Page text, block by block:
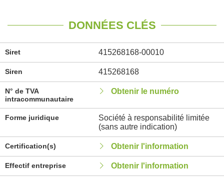
DONNÉES CLÉS
Siret 415268168-00010
Siren 415268168
N° de TVA
intracommunautaire
Obtenir le numéro
Forme juridique
Société à responsabilité limitée
(sans autre indication)
Certification(s) Obtenir l'information
Effectif entreprise Obtenir l'information